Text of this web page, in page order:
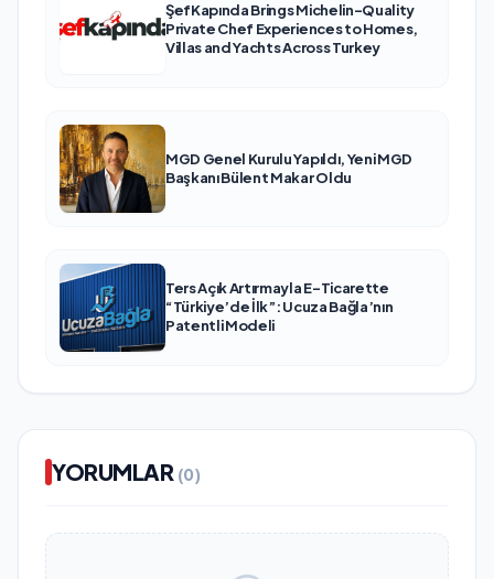
ŞefKapında Brings Michelin-Quality
Private Chef Experiences to Homes,
Villas and Yachts Across Turkey
MGD Genel Kurulu Yapıldı, Yeni MGD
Başkanı Bülent Makar Oldu
Ters Açık Artırmayla E-Ticarette
“Türkiye’de İlk”: Ucuza Bağla’nın
Patentli Modeli
YORUMLAR (0)